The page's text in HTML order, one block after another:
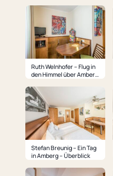
Ruth Welnhofer – Flug in
den Himmel über Amberg
Stefan Breunig – Ein Tag
in Amberg – Überblick